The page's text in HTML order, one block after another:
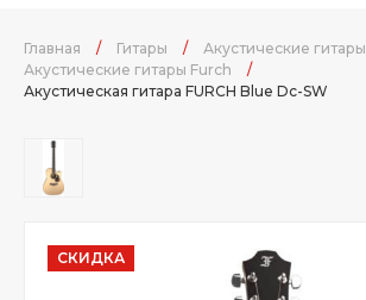
Главная / Гитары / Акустические гитары
Акустические гитары Furch
/
Акустическая гитара FURCH Blue Dc-SW
СКИДКА